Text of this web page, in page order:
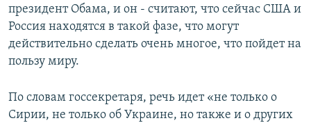
президент Обама, и он - считают, что сейчас США и
Россия находятся в такой фазе, что могут
действительно сделать очень многое, что пойдет на
пользу миру.
По словам госсекретаря, речь идет «не только о
Сирии, не только об Украине, но также и о других